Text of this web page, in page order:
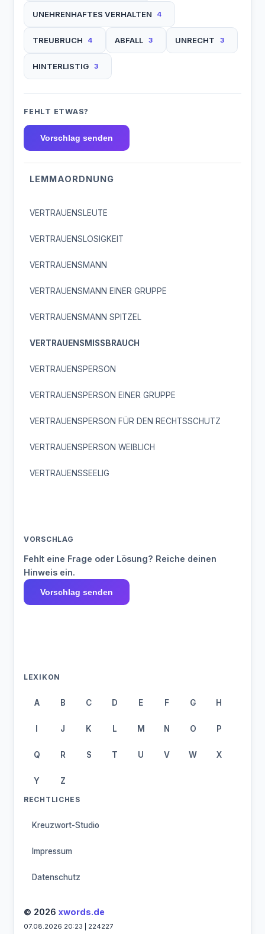
UNEHRENHAFTES VERHALTEN 4
TREUBRUCH 4 ABFALL 3 UNRECHT 3
HINTERLISTIG 3
FEHLT ETWAS?
Vorschlag senden
LEMMAORDNUNG
VERTRAUENSLEUTE
VERTRAUENSLOSIGKEIT
VERTRAUENSMANN
VERTRAUENSMANN EINER GRUPPE
VERTRAUENSMANN SPITZEL
VERTRAUENSMISSBRAUCH
VERTRAUENSPERSON
VERTRAUENSPERSON EINER GRUPPE
VERTRAUENSPERSON FÜR DEN RECHTSSCHUTZ
VERTRAUENSPERSON WEIBLICH
VERTRAUENSSEELIG
VORSCHLAG
Fehlt eine Frage oder Lösung? Reiche deinen
Hinweis ein.
Vorschlag senden
LEXIKON
A B C D E F G H
I J K L M N O P
Q R S T U V W X
Y Z
RECHTLICHES
Kreuzwort-Studio
Impressum
Datenschutz
© 2026 xwords.de
07.08.2026 20:23 | 224227